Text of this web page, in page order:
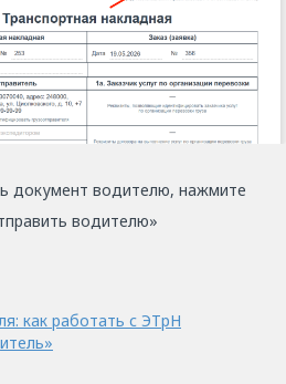
документ водителю, нажмите
водителю»
как работать с ЭТрН